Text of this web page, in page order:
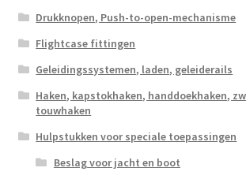
Drukknopen, Push-to-open-mechanisme
Flightcase fittingen
Geleidingssystemen, laden, geleiderails
Haken, kapstokhaken, handdoekhaken,
touwhaken
Hulpstukken voor speciale toepassingen
Beslag voor jacht en boot